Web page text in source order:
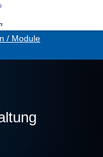
/ Module